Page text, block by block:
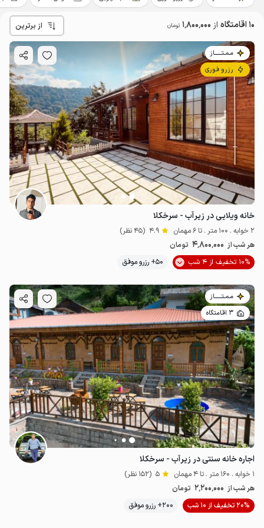
10 اقامتگاه از 1٬800٬000 تومان از برترین
مـمـتــــــاز
رزرو فوری
خانه ویلایی در زیرآب - سرخکلا
2 خوابه . 100 متر . تا 6 مهمان 4.9 (45 نظر)
هر شب از 4٬800٬000 تومان
10% تخفیف از 4 شب
50+ رزرو موفق
مـمـتــــــاز
3 اقامتگاه
اجاره خانه سنتی در زیرآب - سرخکلا
1 خوابه . 160 متر . تا 4 مهمان 5 (152 نظر)
هر شب از 2٬200٬000 تومان
20% تخفیف از 10 شب
200+ رزرو موفق